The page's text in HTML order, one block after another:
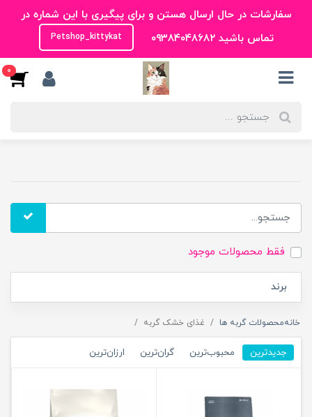
سفارشات در حال ارسال هستن و برای پیگیری با این شماره در
تماس باشید ۰۹۳۸۴۰۴۸۶۸۲
Petshop_kittykat
0
فقط محصولات موجود
برند
خانهمحصولات گربه ها غذای خشک گربه
جدیدترین محبوب‌ترین گران‌ترین ارزان‌ترین